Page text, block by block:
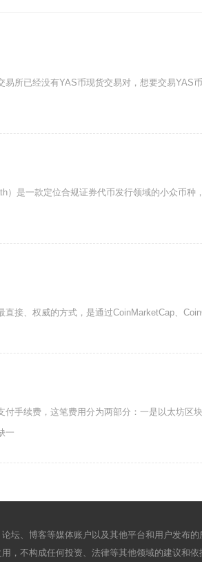
易所已经没有YAS币现货交易对，想要交易YAS
）是一款定位合规证券代币发行领域的小众币
直接、权威的方式，是通过CoinMarketCap、
付手续费，这笔费用分为两部分：一是以太坊区
一
坛、博客等媒体账户以及其他平台和用户发布
，不构成任何投资、法律等其他领域的建议和